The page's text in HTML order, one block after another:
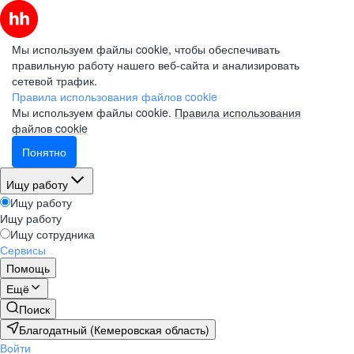
Мы используем файлы cookie, чтобы обеспечивать
правильную работу нашего веб-сайта и анализировать
сетевой трафик.
Правила использования файлов cookie
Мы используем файлы cookie. Правила использования
файлов cookie
Понятно
Ищу работу
Ищу работу
Ищу работу
Ищу сотрудника
Сервисы
Помощь
Ещё
Поиск
Благодатный (Кемеровская область)
Войти